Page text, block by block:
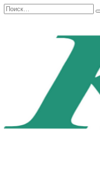
Перейти
к
Search
for: